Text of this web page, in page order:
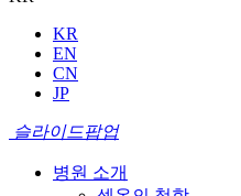
KR
EN
CN
JP
슬라이드팝업
병원 소개